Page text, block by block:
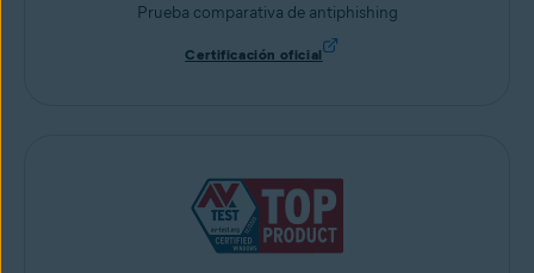
Prueba comparativa de antiphishing
Certificación oficial